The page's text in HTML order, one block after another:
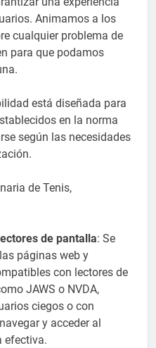
Animamos a los
cualquier problema de
para que podamos
está diseñada para
en la norma
según las necesidades
de Tenis,
de pantalla: Se
páginas web y
con lectores de
JAWS o NVDA,
ciegos o con
y acceder al
efectiva.